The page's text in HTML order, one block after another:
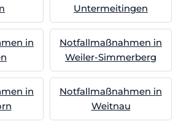
Untermeitingen
in
Notfallmaßnahmen in
Weiler-Simmerberg
in
Notfallmaßnahmen in
Weitnau